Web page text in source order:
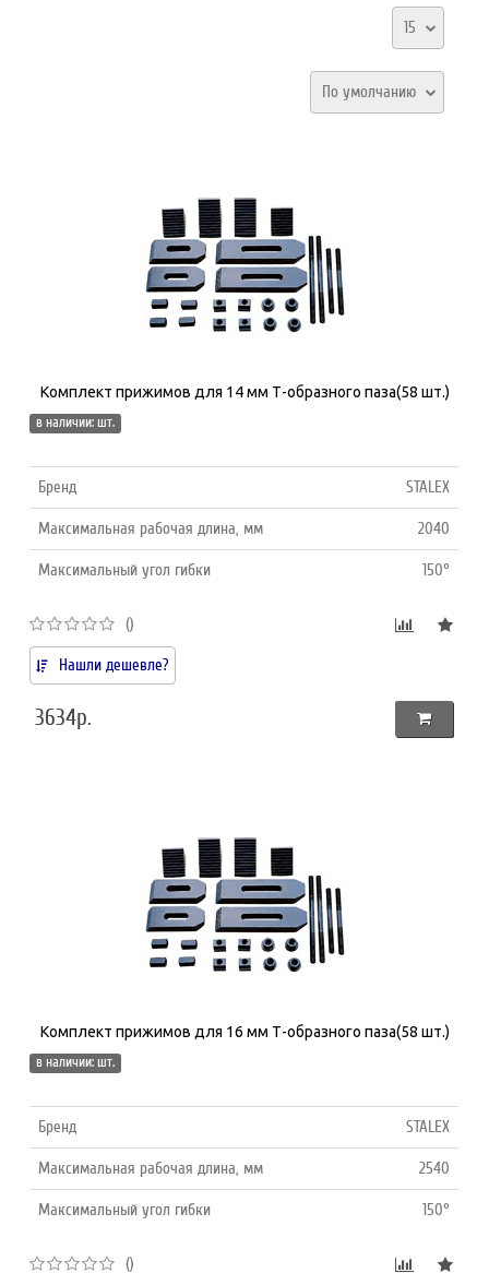
15
По умолчанию
Комплект прижимов для 14 мм Т-образного паза(58 шт.)
в наличии: шт.
Бренд STALEX
Максимальная рабочая длина, мм 2040
Максимальный угол гибки 150°
()
Нашли дешевле?
3634р.
Комплект прижимов для 16 мм Т-образного паза(58 шт.)
в наличии: шт.
Бренд STALEX
Максимальная рабочая длина, мм 2540
Максимальный угол гибки 150°
()